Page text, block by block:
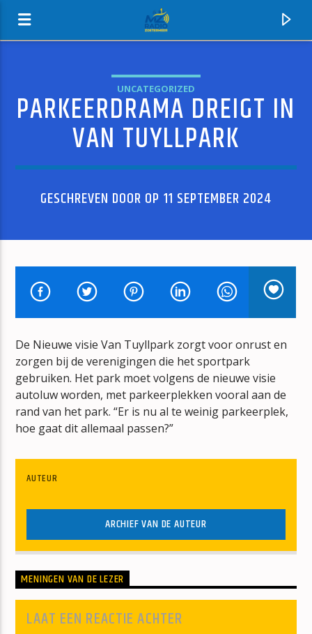
MZ-RADIO
HUIDIG NUMMER
SPECIALE AANBIEDING
DE NED TOP 40 SPECIALE AANBIEDING
UNCATEGORIZED
PARKEERDRAMA DREIGT IN
VAN TUYLLPARK
GESCHREVEN DOOR OP 11 SEPTEMBER 2024
De Nieuwe visie Van Tuyllpark zorgt voor onrust en
zorgen bij de verenigingen die het sportpark
gebruiken. Het park moet volgens de nieuwe visie
autoluw worden, met parkeerplekken vooral aan de
rand van het park. “Er is nu al te weinig parkeerplek,
hoe gaat dit allemaal passen?”
AUTEUR
ARCHIEF VAN DE AUTEUR
MENINGEN VAN DE LEZER
LAAT EEN REACTIE ACHTER